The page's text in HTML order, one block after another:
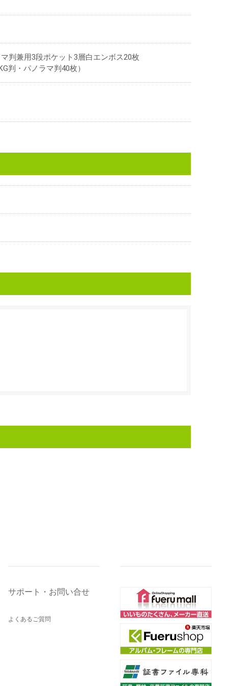
判兼用3段ポケット3層白エンボス20枚
判・パノラマ判40枚）
サポート・お問い合せ
よくあるご質問